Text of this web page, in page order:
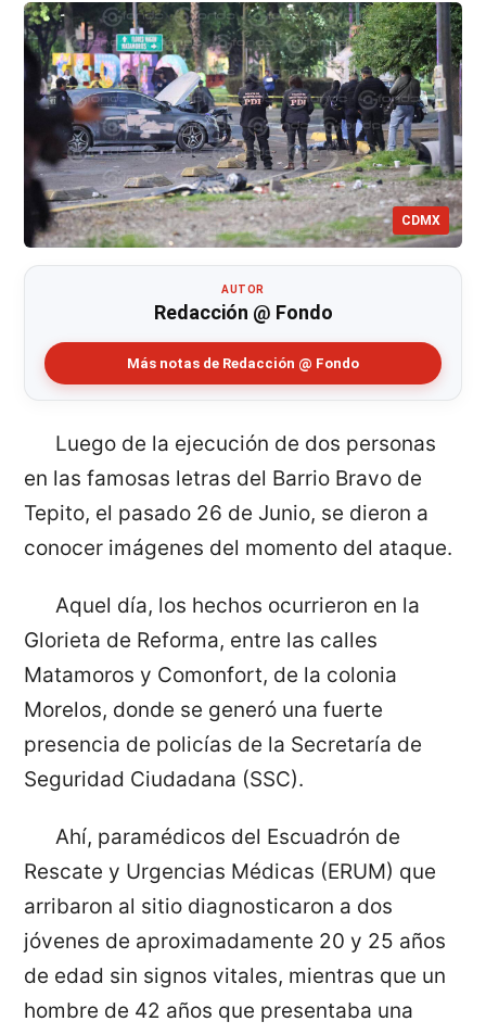
CDMX
AUTOR
Redacción @ Fondo
Más notas de Redacción @ Fondo
Luego de la ejecución de dos personas
en las famosas letras del Barrio Bravo de
Tepito, el pasado 26 de Junio, se dieron a
conocer imágenes del momento del ataque.
Aquel día, los hechos ocurrieron en la
Glorieta de Reforma, entre las calles
Matamoros y Comonfort, de la colonia
Morelos, donde se generó una fuerte
presencia de policías de la Secretaría de
Seguridad Ciudadana (SSC).
Ahí, paramédicos del Escuadrón de
Rescate y Urgencias Médicas (ERUM) que
arribaron al sitio diagnosticaron a dos
jóvenes de aproximadamente 20 y 25 años
de edad sin signos vitales, mientras que un
hombre de 42 años que presentaba una